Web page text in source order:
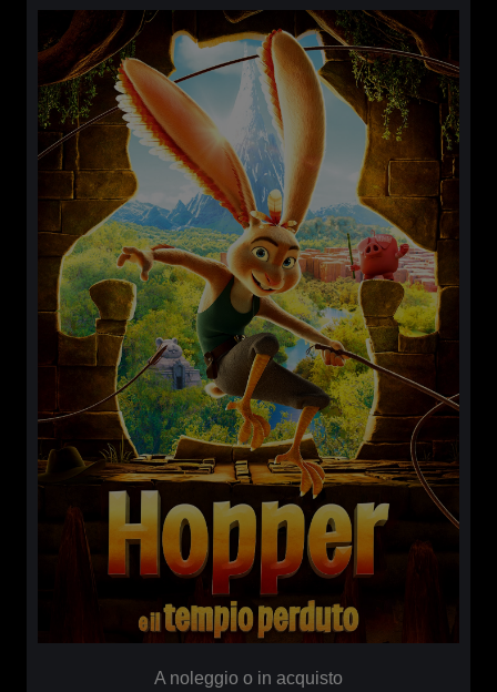
A noleggio o in acquisto